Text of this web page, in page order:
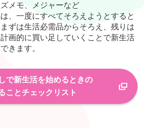
メモ、メジャーなど
、一度にすべてそろえようとすると
ずは生活必需品からそろえ、残りは
画的に買い足していくことで新生活
きます。
で新生活を始めるときの
ことチェックリスト